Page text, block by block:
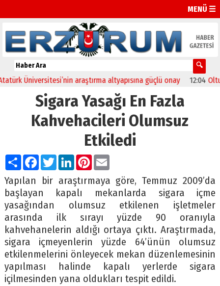
MENÜ ☰
Üniversitesi’nin araştırma altyapısına güçlü onay 12:04 Oltu’da
Sigara Yasağı En Fazla
Kahvehacileri Olumsuz
Etkiledi
PaylaşFacebook
TwitterLinkedIn
Pinterest
Email
Yapılan bir araştırmaya göre, Temmuz 2009’da
başlayan kapalı mekanlarda sigara içme
yasağından olumsuz etkilenen işletmeler
arasında ilk sırayı yüzde 90 oranıyla
kahvehanelerin aldığı ortaya çıktı. Araştırmada,
sigara içmeyenlerin yüzde 64’ünün olumsuz
etkilenmelerini önleyecek mekan düzenlemesinin
yapılması halinde kapalı yerlerde sigara
içilmesinden yana oldukları tespit edildi.